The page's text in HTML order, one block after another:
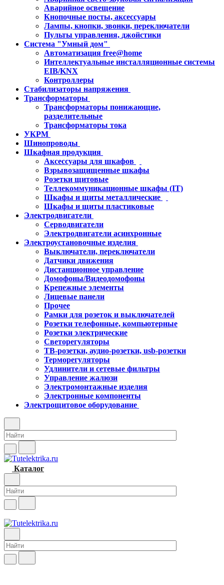
Аварийное освещение
Кнопочные посты, аксессуары
Лампы, кнопки, звонки, переключатели
Пульты управления, джойстики
Система "Умный дом"
Автоматизация free@home
Интеллектуальные инсталляционные системы
EIB/KNX
Контроллеры
Стабилизаторы напряжения
Трансформаторы
Трансформаторы понижающие,
разделительные
Трансформаторы тока
УКРМ
Шинопроводы
Шкафная продукция
Аксессуары для шкафов
Взрывозащищенные шкафы
Розетки щитовые
Теллекоммуникационные шкафы (IT)
Шкафы и щиты металлические
Шкафы и щиты пластиковые
Электродвигатели
Серводвигатели
Электродвигатели асинхронные
Электроустановочные изделия
Выключатели, переключатели
Датчики движения
Дистанционное управление
Домофоны/Видеодомофоны
Крепежные элементы
Лицевые панели
Прочее
Рамки для розеток и выключателей
Розетки телефонные, компьютерные
Розетки электрические
Светорегуляторы
ТВ-розетки, аудио-розетки, usb-розетки
Терморегуляторы
Удлинители и сетевые фильтры
Управление жалюзи
Электромонтажные изделия
Электронные компоненты
Электрощитовое оборудование
Каталог